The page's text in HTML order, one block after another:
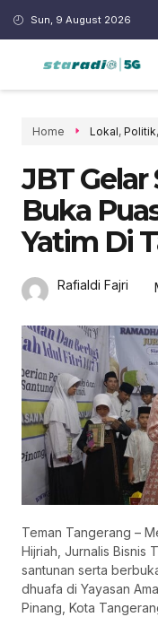
Sun, 9 August 2026
Home Lokal, Politik,
JBT
Buka
Yatim Di
Rafialdi Fajri
Teman Tangerang –
Hijriah, Jurnalis Bisnis
santunan serta
dhuafa di Yayasan
Pinang, Kota